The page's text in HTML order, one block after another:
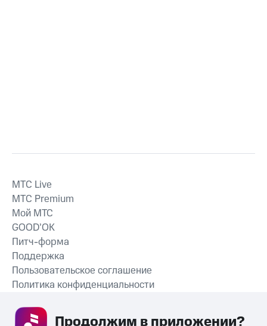
СКАЧАТЬ ПРИЛОЖЕНИЕ
MTС Live
MTС Premium
Мой МТС
GOOD’OK
Питч-форма
Поддержка
Пользовательское соглашение
Политика конфиденциальности